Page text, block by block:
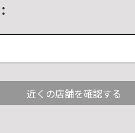
近くの店舗を確認する